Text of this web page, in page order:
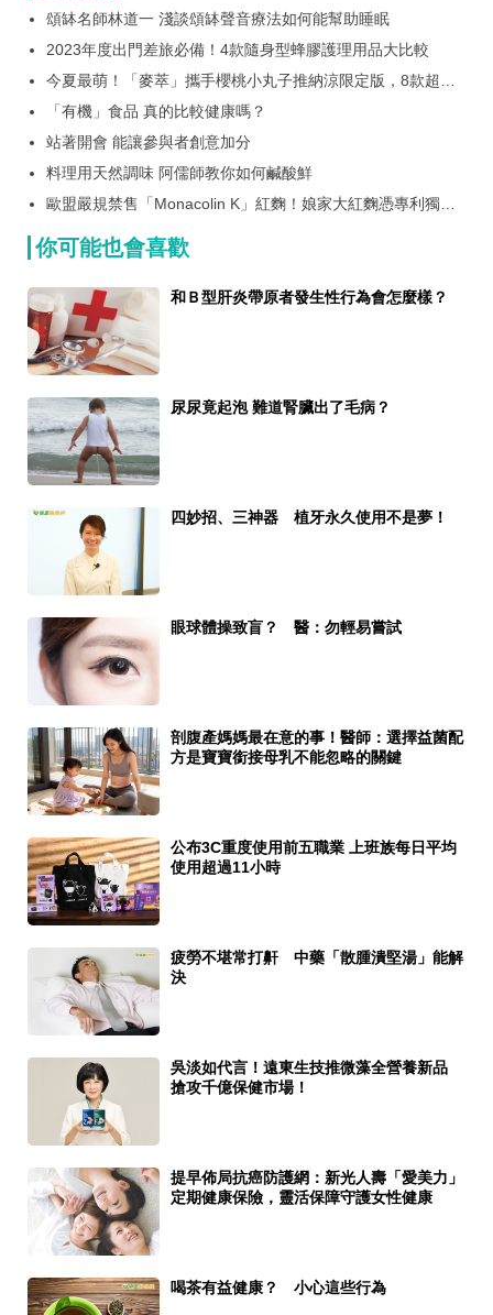
頌缽名師林道一 淺談頌缽聲音療法如何能幫助睡眠
2023年度出門差旅必備！4款隨身型蜂膠護理用品大比較
今夏最萌！「麥萃」攜手櫻桃小丸子推納涼限定版，8款超萌
浴衣包裝，粉絲必收！還有限量聯名提袋！
「有機」食品 真的比較健康嗎？
站著開會 能讓參與者創意加分
料理用天然調味 阿儒師教你如何鹹酸鮮
歐盟嚴規禁售「Monacolin K」紅麴！娘家大紅麴憑專利獨家
你可能也會喜歡
和Ｂ型肝炎帶原者發生性行為會怎麼樣？
尿尿竟起泡 難道腎臟出了毛病？
四妙招、三神器 植牙永久使用不是夢！
眼球體操致盲？ 醫：勿輕易嘗試
剖腹產媽媽最在意的事！醫師：選擇益菌配
方是寶寶銜接母乳不能忽略的關鍵
公布3C重度使用前五職業 上班族每日平均
使用超過11小時
疲勞不堪常打鼾 中藥「散腫潰堅湯」能解
決
吳淡如代言！遠東生技推微藻全營養新品
搶攻千億保健市場！
提早佈局抗癌防護網：新光人壽「愛美力」
定期健康保險，靈活保障守護女性健康
喝茶有益健康？ 小心這些行為